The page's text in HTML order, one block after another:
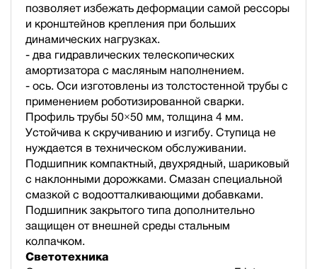
позволяет избежать деформации самой рессоры
и кронштейнов крепления при больших
динамических нагрузках.
- два гидравлических телескопических
амортизатора с масляным наполнением.
- ось. Оси изготовлены из толстостенной трубы с
применением роботизированной сварки.
Профиль трубы 50×50 мм, толщина 4 мм.
Устойчива к скручиванию и изгибу. Ступица не
нуждается в техническом обслуживании.
Подшипник компактный, двухрядный, шариковый
с наклонными дорожками. Смазан специальной
смазкой с водоотталкивающими добавками.
Подшипник закрытого типа дополнительно
защищен от внешней среды стальным
колпачком.
Светотехника